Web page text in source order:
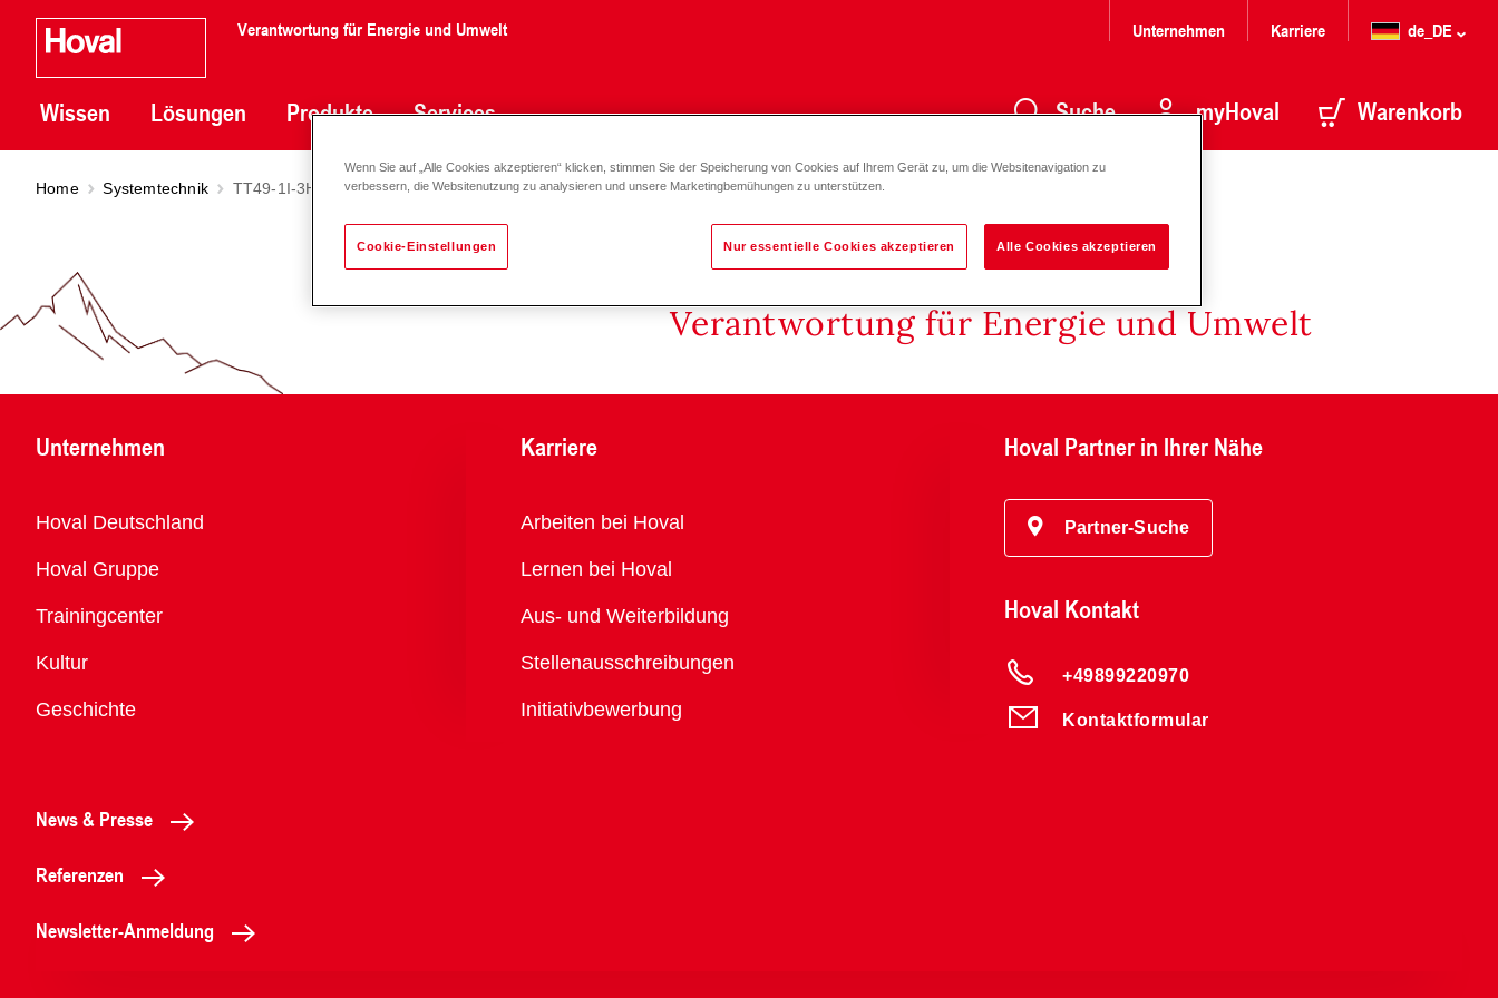
Verantwortung für Energie und Umwelt
Wissen Lösungen Produkte Services
Unternehmen Karriere de_DE
Suche myHoval Warenkorb
Home Systemtechnik TT49-1I-3H-1IL-DHK-MHK-MHK-MLK
Verantwortung für Energie und Umwelt
Unternehmen
Übersicht
Hoval Deutschland
Hoval Gruppe
Trainingcenter
Kultur
Geschichte
Karriere
Übersicht
Arbeiten bei Hoval
Lernen bei Hoval
Aus- und Weiterbildung
Stellenausschreibungen
Initiativbewerbung
Hoval Partner in Ihrer Nähe
Partner-Suche
Hoval Kontakt
+49899220970
Kontaktformular
News & Presse
Referenzen
Newsletter-Anmeldung
Wenn Sie auf „Alle Cookies akzeptieren“ klicken, stimmen Sie der Speicherung von Cookies auf Ihrem Gerät zu, um die Websitenavigation zu
verbessern, die Websitenutzung zu analysieren und unsere Marketingbemühungen zu unterstützen.
Cookie-Einstellungen Nur essentielle Cookies akzeptieren Alle Cookies akzeptieren